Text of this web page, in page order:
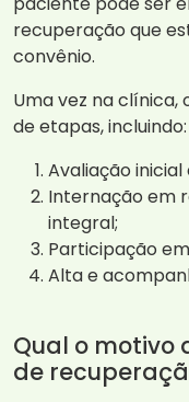
recuperação que
convênio.
Uma vez na
de etapas, incluindo:
Avaliação
Internação em
integral;
Participação
Alta e
Qual o motivo
de